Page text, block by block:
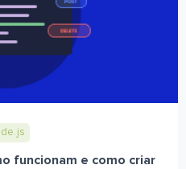
funcionam e como criar